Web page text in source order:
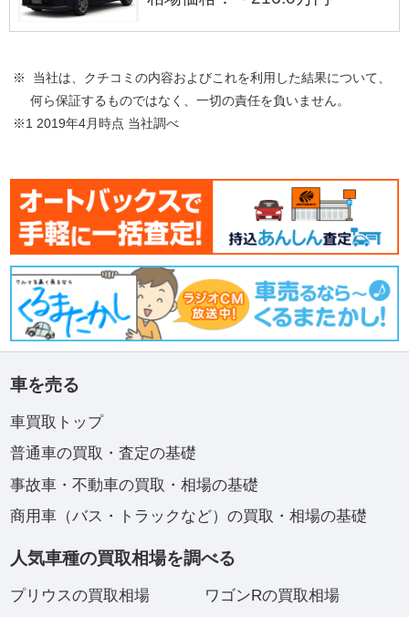
※ 当社は、クチコミの内容およびこれを利用した結果について、
何ら保証するものではなく、一切の責任を負いません。
※1 2019年4月時点 当社調べ
車を売る
車買取トップ
普通車の買取・査定の基礎
事故車・不動車の買取・相場の基礎
商用車（バス・トラックなど）の買取・相場の基礎
人気車種の買取相場を調べる
プリウスの買取相場
ワゴンRの買取相場